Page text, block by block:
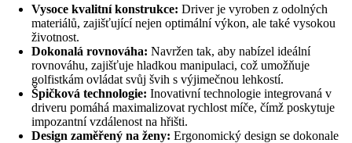
Vysoce kvalitní konstrukce: Driver je vyroben z odolných
materiálů, zajišťující nejen optimální výkon, ale také vysokou
životnost.
Dokonalá rovnováha: Navržen tak, aby nabízel ideální
rovnováhu, zajišťuje hladkou manipulaci, což umožňuje
golfistkám ovládat svůj švih s výjimečnou lehkostí.
Špičková technologie: Inovativní technologie integrovaná v
driveru pomáhá maximalizovat rychlost míče, čímž poskytuje
impozantní vzdálenost na hřišti.
Design zaměřený na ženy: Ergonomický design se dokonale